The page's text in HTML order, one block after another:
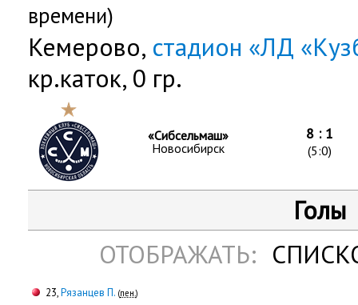
времени)
Кемерово, стадион «ЛД
кр.каток, 0 гр.
«Сибсельмаш»
Новосибирск
8 : 1
(5:0)
Голы
ОТОБРАЖАТЬ:
23,Рязанцев П. (пен.)